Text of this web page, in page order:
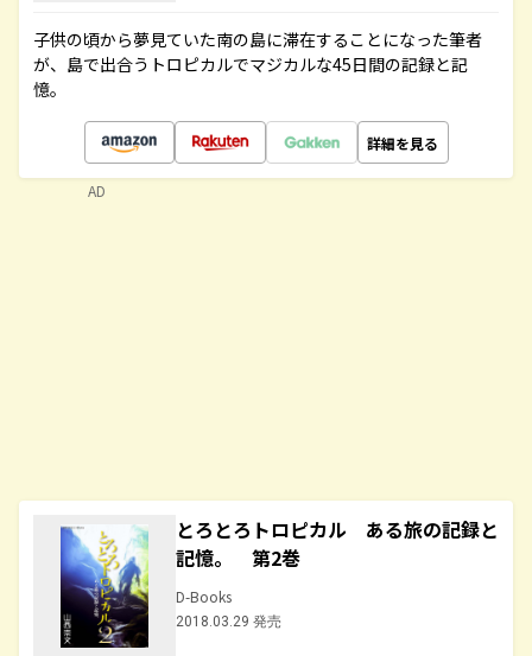
子供の頃から夢見ていた南の島に滞在することになった筆者
が、島で出合うトロピカルでマジカルな45日間の記録と記
憶。
詳細を見る
とろとろトロピカル ある旅の記録と
記憶。 第2巻
D-Books
2018.03.29 発売
AD